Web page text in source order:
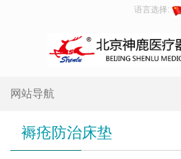
语言选择:
网站导航
褥疮防治床垫